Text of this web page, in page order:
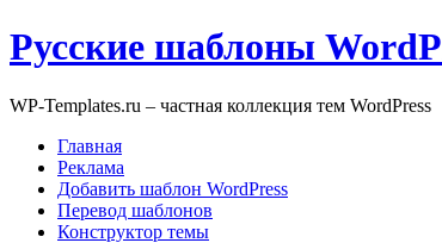
Русские шаблоны
WP-Templates.ru – частная коллекция тем WordPress
Главная
Реклама
Добавить шаблон WordPress
Перевод шаблонов
Конструктор темы